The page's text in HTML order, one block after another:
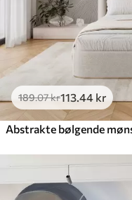
189.07kr113 .44 kr